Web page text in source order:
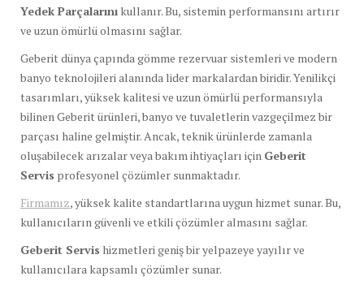
Yedek Parçalarını kullanır. Bu, sistemin performansını artırır
ve uzun ömürlü olmasını sağlar.
Geberit dünya çapında gömme rezervuar sistemleri ve modern
banyo teknolojileri alanında lider markalardan biridir. Yenilikçi
tasarımları, yüksek kalitesi ve uzun ömürlü performansıyla
bilinen Geberit ürünleri, banyo ve tuvaletlerin vazgeçilmez bir
parçası haline gelmiştir. Ancak, teknik ürünlerde zamanla
oluşabilecek arızalar veya bakım ihtiyaçları için Geberit
Servis profesyonel çözümler sunmaktadır.
Firmamız, yüksek kalite standartlarına uygun hizmet sunar. Bu,
kullanıcıların güvenli ve etkili çözümler almasını sağlar.
Geberit Servis hizmetleri geniş bir yelpazeye yayılır ve
kullanıcılara kapsamlı çözümler sunar.